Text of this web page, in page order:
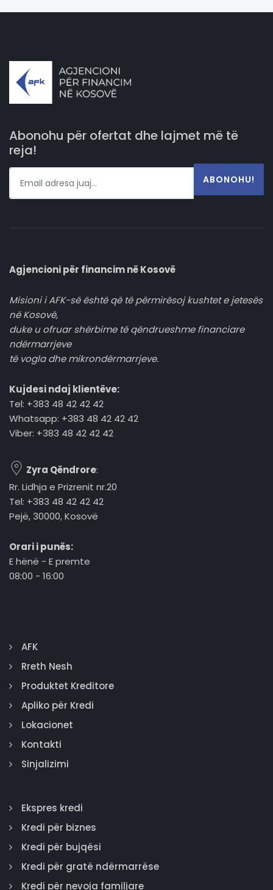
Abonohu për ofertat dhe lajmet më të
reja!
ABONOHU!
Agjencioni për financim në Kosovë
Misioni i AFK-së është që të përmirësoj kushtet e jetesës
në Kosovë,
duke u ofruar shërbime të qëndrueshme financiare
ndërmarrjeve
të vogla dhe mikrondërmarrjeve.
Kujdesi ndaj klientëve:
Tel: +383 48 42 42 42
Whatsapp: +383 48 42 42 42
Viber: +383 48 42 42 42
Zyra Qëndrore:
Rr. Lidhja e Prizrenit nr.20
Tel: +383 48 42 42 42
Pejë, 30000, Kosovë
Orari i punës:
E hënë - E premte
08:00 - 16:00
AFK
Rreth Nesh
Produktet Kreditore
Apliko për Kredi
Lokacionet
Kontakti
Sinjalizimi
Ekspres kredi
Kredi për biznes
Kredi për bujqësi
Kredi për gratë ndërmarrëse
Kredi për nevoja familjare